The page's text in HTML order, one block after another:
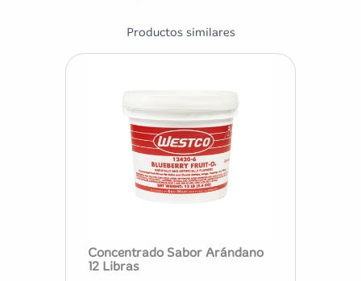
Productos similares
Concentrado Sabor Arándano
12 Libras